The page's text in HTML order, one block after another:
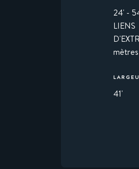
24' -
LIENS
mètres
41'